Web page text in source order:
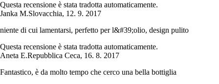
Questa recensione è stata tradotta automaticamente.
Janka M.Slovacchia, 12. 9. 2017
niente di cui lamentarsi, perfetto per l&#39;olio, design pulito
Questa recensione è stata tradotta automaticamente.
Aneta E.Repubblica Ceca, 16. 8. 2017
Fantastico, è da molto tempo che cerco una bella bottiglia